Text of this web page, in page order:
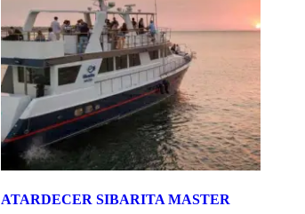
ATARDECER SIBARITA MASTER